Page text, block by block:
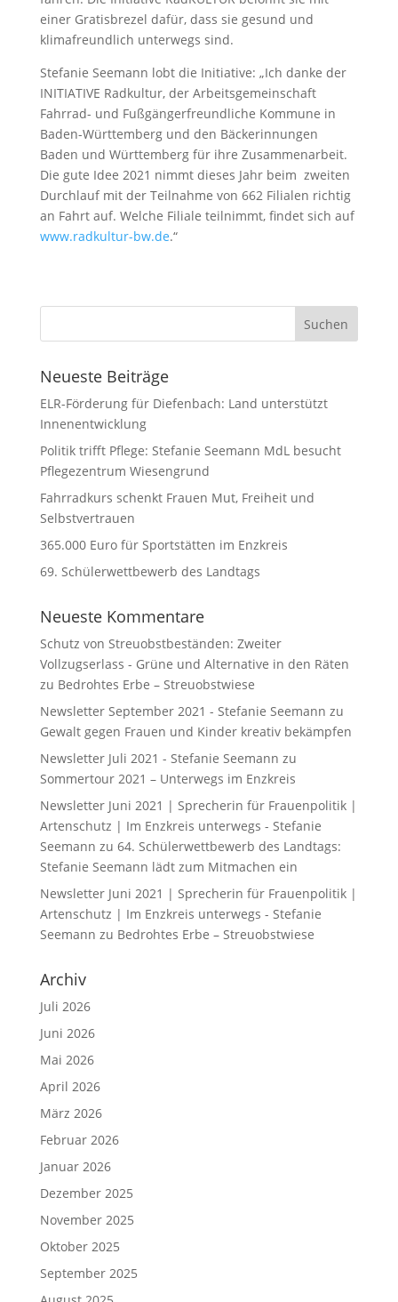
einer Gratisbrezel dafür, dass sie gesund und
klimafreundlich unterwegs sind.
Stefanie Seemann lobt die Initiative: „Ich danke der
INITIATIVE Radkultur, der Arbeitsgemeinschaft
Fahrrad- und Fußgängerfreundliche Kommune in
Baden-Württemberg und den Bäckerinnungen
Baden und Württemberg für ihre Zusammenarbeit.
Die gute Idee 2021 nimmt dieses Jahr beim zweiten
Durchlauf mit der Teilnahme von 662 Filialen richtig
an Fahrt auf. Welche Filiale teilnimmt, findet sich auf
www.radkultur-bw.de.“
Neueste Beiträge
ELR-Förderung für Diefenbach: Land unterstützt
Innenentwicklung
Politik trifft Pflege: Stefanie Seemann MdL besucht
Pflegezentrum Wiesengrund
Fahrradkurs schenkt Frauen Mut, Freiheit und
Selbstvertrauen
365.000 Euro für Sportstätten im Enzkreis
69. Schülerwettbewerb des Landtags
Neueste Kommentare
Schutz von Streuobstbeständen: Zweiter
Vollzugserlass - Grüne und Alternative in den Räten
zu Bedrohtes Erbe – Streuobstwiese
Newsletter September 2021 - Stefanie Seemann zu
Gewalt gegen Frauen und Kinder kreativ bekämpfen
Newsletter Juli 2021 - Stefanie Seemann zu
Sommertour 2021 – Unterwegs im Enzkreis
Newsletter Juni 2021 | Sprecherin für Frauenpolitik |
Artenschutz | Im Enzkreis unterwegs - Stefanie
Seemann zu 64. Schülerwettbewerb des Landtags:
Stefanie Seemann lädt zum Mitmachen ein
Newsletter Juni 2021 | Sprecherin für Frauenpolitik |
Artenschutz | Im Enzkreis unterwegs - Stefanie
Seemann zu Bedrohtes Erbe – Streuobstwiese
Archiv
Juli 2026
Juni 2026
Mai 2026
April 2026
März 2026
Februar 2026
Januar 2026
Dezember 2025
November 2025
Oktober 2025
September 2025